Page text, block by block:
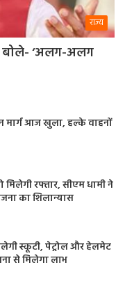
राज्य
बोले- ‘अलग-अलग
आज खुला, हल्के वाहनों
मिलेगी रफ्तार, सीएम धामी ने
का शिलान्यास
स्कूटी, पेट्रोल और हेलमेट
से मिलेगा लाभ